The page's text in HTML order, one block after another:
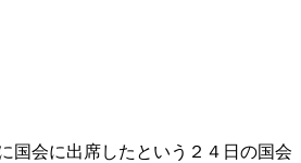
国会に出席したという２４日の国会